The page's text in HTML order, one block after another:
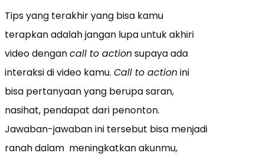
Tips yang terakhir yang bisa kamu
terapkan adalah jangan lupa untuk akhiri
video dengancall to actionsupaya ada
interaksi di video kamu. Call to actionini
bisa pertanyaan yang berupa saran,
nasihat, pendapat dari penonton.
Jawaban-jawaban ini tersebut bisa menjadi
ranah dalam meningkatkan akunmu,